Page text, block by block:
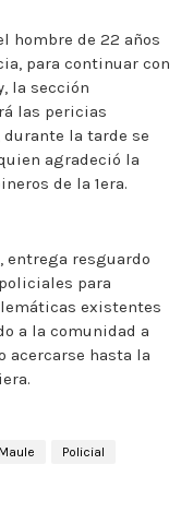
hombre de 22 años
para continuar con
la sección
las pericias
la tarde se
agradeció la
de la 1era.
entrega resguardo
para
existentes
a la comunidad a
acercarse hasta la
Maule Policial